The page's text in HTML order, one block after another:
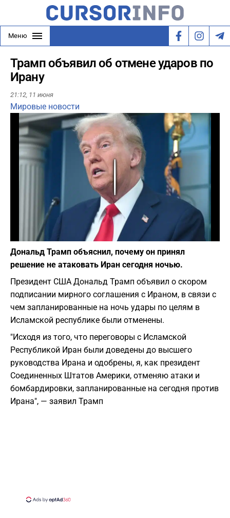
Меню
Трамп объявил об отмене ударов по
Ирану
21:12, 11 июня
Мировые новости
Play
Фото: Depositphotos
Дональд Трамп объяснил, почему он принял
решение не атаковать Иран сегодня ночью.
Президент США Дональд Трамп объявил о скором
подписании мирного соглашения с Ираном, в связи с
чем запланированные на ночь удары по целям в
Исламской республике были отменены.
"Исходя из того, что переговоры с Исламской
Республикой Иран были доведены до высшего
руководства Ирана и одобрены, я, как президент
Соединенных Штатов Америки, отменяю атаки и
бомбардировки, запланированные на сегодня против
Ирана", — заявил Трамп